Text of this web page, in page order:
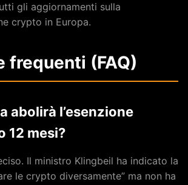
gli aggiornamenti sulla
crypto in Europa.
frequenti (FAQ)
abolirà l’esenzione
12 mesi?
Il ministro Klingbeil ha indicato la
le crypto diversamente” ma non ha